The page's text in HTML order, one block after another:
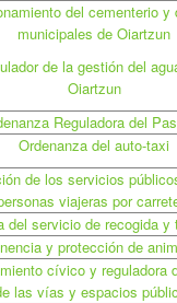
del cementerio
municipales de Oiartzun
de la gestión del
Oiartzun
Reguladora del
Ordenanza del auto-taxi
de los servicios
viajeras por
del servicio de recogida
y protección de
cívico y reguladora
las vías y espacios